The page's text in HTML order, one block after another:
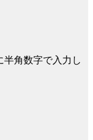
半角数字で入力し